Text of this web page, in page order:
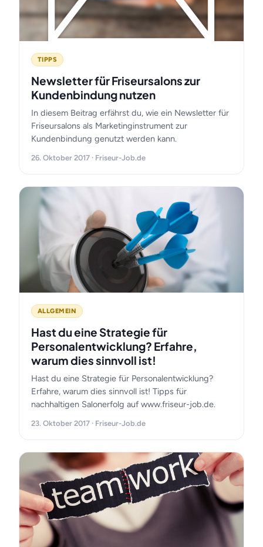
TIPPS
Newsletter für Friseursalons zur
Kundenbindung nutzen
In diesem Beitrag erfährst du, wie ein Newsletter für
Friseursalons als Marketinginstrument zur
Kundenbindung genutzt werden kann.
26. Oktober 2017 · Friseur-Job.de
ALLGEMEIN
Hast du eine Strategie für
Personalentwicklung? Erfahre,
warum dies sinnvoll ist!
Hast du eine Strategie für Personalentwicklung?
Erfahre, warum dies sinnvoll ist! Tipps für
nachhaltigen Salonerfolg auf www.friseur-job.de.
23. Oktober 2017 · Friseur-Job.de